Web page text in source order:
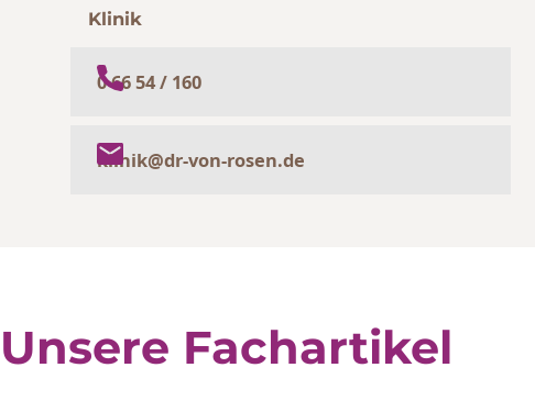
Klinik
0 66 54 / 160
klinik@dr-von-rosen.de
Unsere Fachartikel